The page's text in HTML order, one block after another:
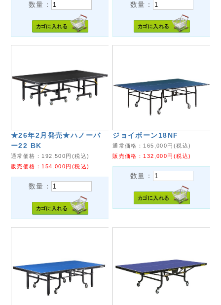
数量： 数量：
★26年2月発売★ハノーバ
ー22 BK
通常価格： 192,500 円(税込)
販売価格： 154,000 円(税込)
数量：
ジョイボーン18NF
通常価格： 165,000 円(税込)
販売価格： 132,000 円(税込)
数量：